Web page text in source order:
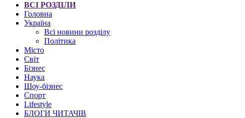
ВСІ РОЗДІЛИ
Головна
Україна
Всі новини розділу
Політика
Місто
Світ
Бізнес
Наука
Шоу-бізнес
Спорт
Lifestyle
БЛОГИ ЧИТАЧІВ